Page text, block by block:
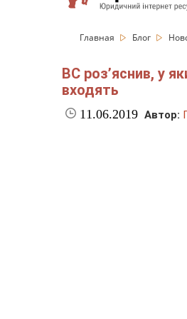
Главная Блог
ВС роз’яснив, у
входять
11.06.2019 Автор: